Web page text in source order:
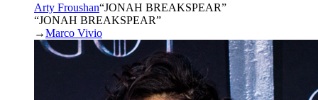
Arty Froushan“JONAH BREAKSPEAR”
“JONAH BREAKSPEAR”
→Marco Vivio